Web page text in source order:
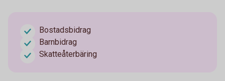
Bostadsbidrag
Barnbidrag
Skatteåterbäring